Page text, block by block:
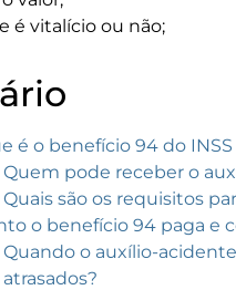
é vitalício ou não;
é o benefício 94 do
Quem pode receber o
Quais são os requisitos
o benefício 94 paga e
Quando o auxílio-
atrasados?